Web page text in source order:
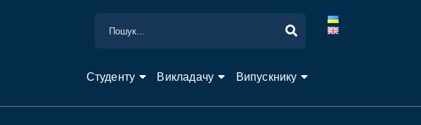
Студенту Викладачу Випускнику